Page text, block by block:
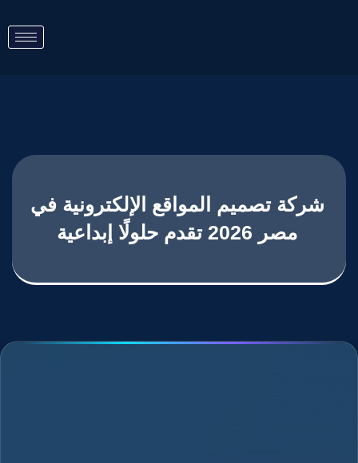
شركة تصميم المواقع الإلكترونية في
مصر 2026 تقدم حلولًا إبداعية